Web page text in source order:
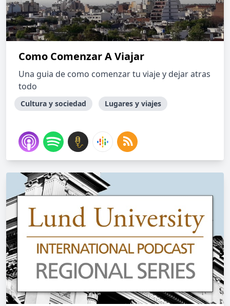
Como Comenzar A Viajar
Una guia de como comenzar tu viaje y dejar atras
todo
Cultura y sociedad Lugares y viajes